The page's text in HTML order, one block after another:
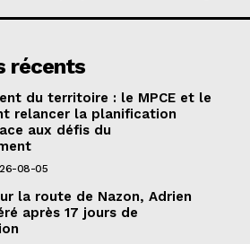
récents
du territoire : le MPCE et le
relancer la planification
aux défis du
08-05
la route de Nazon, Adrien
après 17 jours de